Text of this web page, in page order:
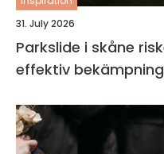
31. July 2026
Parkslide i skåne risker, lagstiftning och
effektiv bekämpning